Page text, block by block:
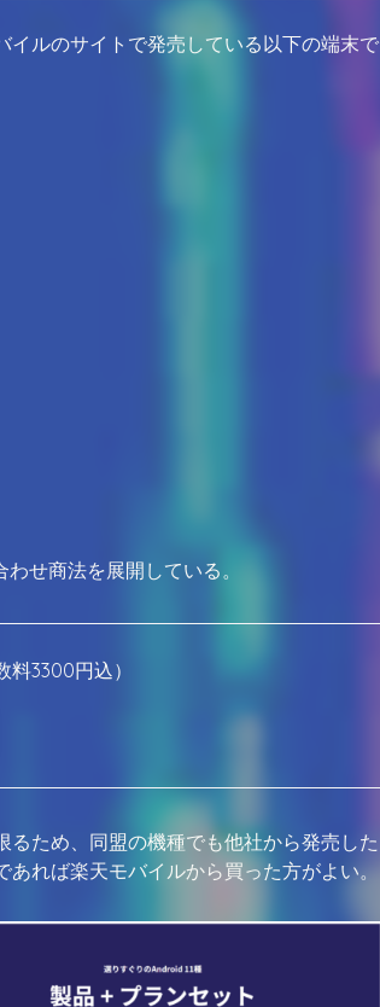
イルのサイトで発売している以下の端末で
せ商法を展開している。
3300円込）
ため、同盟の機種でも他社から発売した
れば楽天モバイルから買った方がよい。